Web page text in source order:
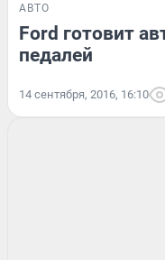
АВТО
Ford готовит
педалей
14 сентября, 2016, 16:10